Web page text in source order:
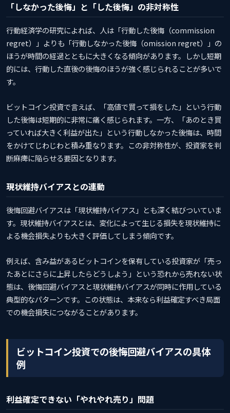
「しなかった後悔」と「した後悔」の非対称性
行動経済学の研究によれば、人は「行動した後悔（commission
regret）」よりも「行動しなかった後悔（omission regret）」の
ほうが時間の経過とともに大きくなる傾向があります。しかし短期
的には、行動した直後の後悔のほうが強く感じられることが多いで
す。
ビットコイン投資で言えば、「高値で買って損をした」という行動
した後悔は短期的に非常に痛く感じられます。一方、「あのとき買
っていれば大きく利益が出た」という行動しなかった後悔は、時間
をかけてじわじわと積み重なります。この非対称性が、投資家を判
断麻痺に陥らせる要因となります。
現状維持バイアスとの連動
後悔回避バイアスは「現状維持バイアス」とも深く結びついていま
す。現状維持バイアスとは、変化によって生じる損失を現状維持に
よる機会損失よりも大きく評価してしまう傾向です。
例えば、含み益があるビットコインを保有している投資家が「売っ
たあとにさらに上昇したらどうしよう」という恐れから売れない状
態は、後悔回避バイアスと現状維持バイアスが同時に作用している
典型的なパターンです。この状態は、本来なら利益確定すべき局面
での機会損失につながることがあります。
ビットコイン投資での後悔回避バイアスの具体
例
利益確定できない「やれやれ売り」問題